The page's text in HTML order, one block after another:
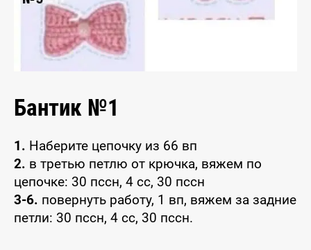
Бантик №1
1. Наберите цепочку из 66 вп
2. в третью петлю от крючка, вяжем по
цепочке: 30 пссн, 4 сс, 30 пссн
3-6. повернуть работу, 1 вп, вяжем за задние
петли: 30 пссн, 4 сс, 30 пссн.